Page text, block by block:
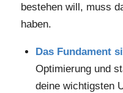
bestehen will, muss
haben.
Das Fundament
Optimierung und
deine wichtigsten